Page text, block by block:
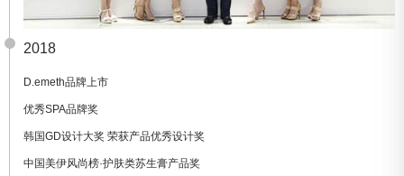
2018
D.emeth品牌上市
优秀SPA品牌奖
韩国GD设计大奖 荣获产品优秀设计奖
中国美伊风尚榜·护肤类苏生膏产品奖